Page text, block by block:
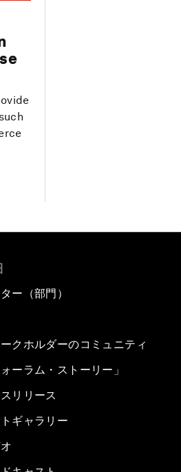
ー（部門）
クホルダーのコミュニティ
ォーラム・ストーリー」
リリース
ギャラリー